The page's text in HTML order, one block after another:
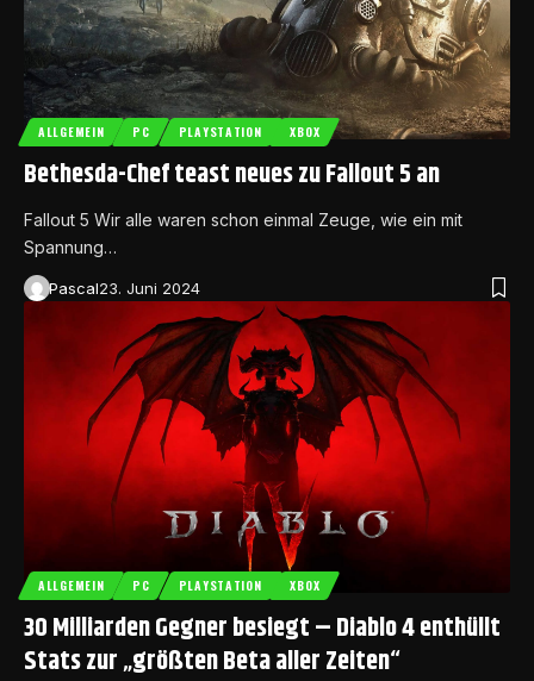
ALLGEMEIN PC PLAYSTATION XBOX
Bethesda-Chef teast neues zu Fallout 5 an
Fallout 5 Wir alle waren schon einmal Zeuge, wie ein mit
Spannung…
Pascal23. Juni 2024
ALLGEMEIN PC PLAYSTATION XBOX
30 Milliarden Gegner besiegt – Diablo 4 enthüllt
Stats zur „größten Beta aller Zeiten“